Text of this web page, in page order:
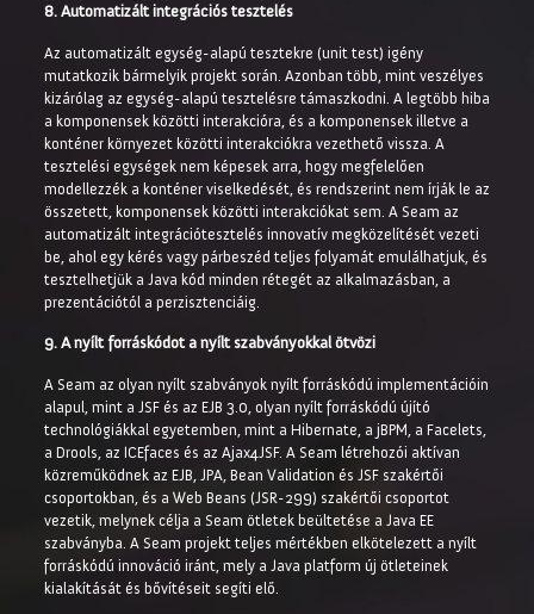
8. Automatizált integrációs tesztelés
Az automatizált egység-alapú tesztekre (unit test) igény
mutatkozik bármelyik projekt során. Azonban több, mint veszélyes
kizárólag az egység-alapú tesztelésre támaszkodni. A legtöbb hiba
a komponensek közötti interakcióra, és a komponensek illetve a
konténer környezet közötti interakciókra vezethető vissza. A
tesztelési egységek nem képesek arra, hogy megfelelően
modellezzék a konténer viselkedését, és rendszerint nem írják le az
összetett, komponensek közötti interakciókat sem. A Seam az
automatizált integrációtesztelés innovatív megközelítését vezeti
be, ahol egy kérés vagy párbeszéd teljes folyamát emulálhatjuk, és
tesztelhetjük a Java kód minden rétegét az alkalmazásban, a
prezentációtól a perzisztenciáig.
9. A nyílt forráskódot a nyílt szabványokkal ötvözi
A Seam az olyan nyílt szabványok nyílt forráskódú implementációin
alapul, mint a JSF és az EJB 3.0, olyan nyílt forráskódú újító
technológiákkal egyetemben, mint a Hibernate, a jBPM, a Facelets,
a Drools, az ICEfaces és az Ajax4JSF. A Seam létrehozói aktívan
közreműködnek az EJB, JPA, Bean Validation és JSF szakértői
csoportokban, és a Web Beans (JSR-299) szakértői csoportot
vezetik, melynek célja a Seam ötletek beültetése a Java EE
szabványba. A Seam projekt teljes mértékben elkötelezett a nyílt
forráskódú innováció iránt, mely a Java platform új ötleteinek
kialakítását és bővítéseit segíti elő.